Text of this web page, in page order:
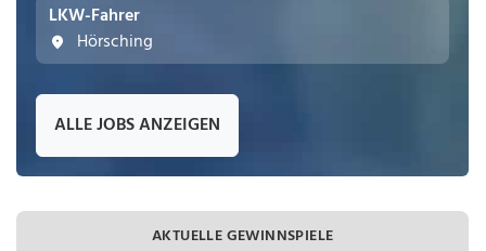
LKW-Fahrer
Hörsching
ALLE JOBS ANZEIGEN
AKTUELLE GEWINNSPIELE